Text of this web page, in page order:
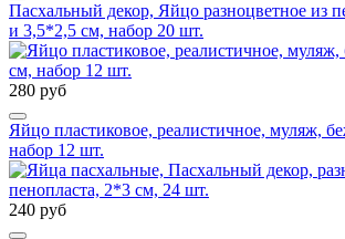
Пасхальный декор, Яйцо разноцветное из
и 3,5*2,5 см, набор 20 шт.
280 руб
Яйцо пластиковое, реалистичное, муляж,
набор 12 шт.
240 руб